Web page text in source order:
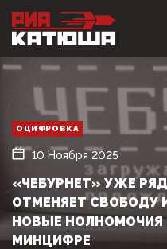
ОЦИФРОВКА
10 Ноября 2025
«ЧЕБУРНЕТ» УЖЕ
ОТМЕНЯЕТ СВОБОДУ
НОВЫЕ НОЛНОМОЧИЯ
МИНЦИФРЕ